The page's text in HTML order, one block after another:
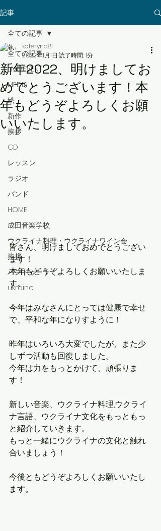
記事
全ての記事
LIVE/EVENT
MEDIA
絵
新作
挨拶
CD
レッスン
ラジオ
バンド
HOME
成田音楽学校
ウクライナ料理・ウクライナワイン会
挨拶
バンドゥーラ
ukraine
全ての記事
新年2022、明けましてお
めでとうございます！本
年もどうぞよろしくお願
いいたします。
kateryna81
2022年1月1日 読了時間: 1分
皆さん、明けましておめでとうござい
ます！
本年もどうぞよろしくお願いいたしま
す。
今年はみなさんにとっては健康で幸せ
で、平和な年になりすように！
昨年はいろいろ大変でしたが、また少
しずつ活動も回復しました。
今年は力をもっとかけて、頑張りま
す！
新しい音楽、ウクライナ料理,ウクライ
ナ言語、ウクライナ文化をもっともっ
と紹介していきます。
もっと一緒にウクライナの文化と触れ
合いましょう！
今後ともどうぞよろしくお願いいたし
ます。